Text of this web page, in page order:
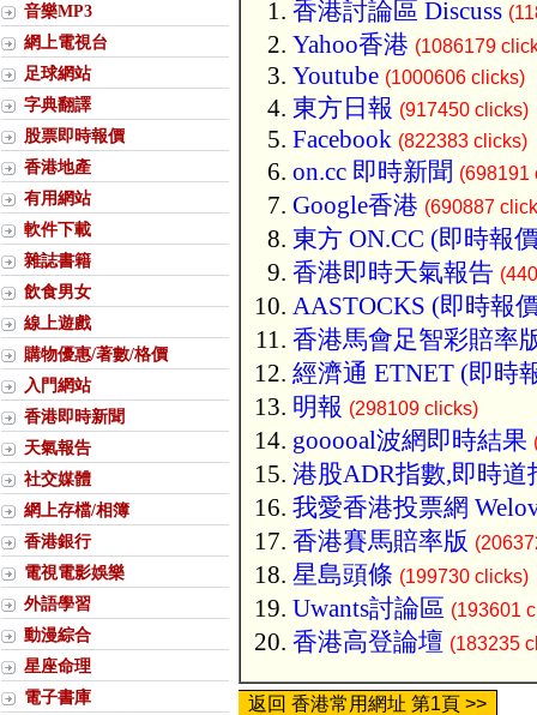
音樂MP3
網上電視台
足球網站
字典翻譯
股票即時報價
香港地產
有用網站
軟件下載
雜誌書籍
飲食男女
線上遊戲
購物優惠/著數/格價
入門網站
香港即時新聞
天氣報告
社交媒體
網上存檔/相簿
香港銀行
電視電影娛樂
外語學習
動漫綜合
星座命理
電子書庫
香港討論區 Discuss
Yahoo香港 (1086179
Youtube (1000606 clicks)
東方日報 (917450 clicks)
Facebook (822383 clicks)
on.cc 即時新聞 (698191
Google香港 (690887
東方 ON.CC (即時報
香港即時天氣報告
AASTOCKS (即時報
香港馬會足智彩賠率
經濟通 ETNET (即時
明報 (298109 clicks)
gooooal波網即時結果
港股ADR指數,即時道
我愛香港投票網
香港賽馬賠率版
星島頭條 (199730 clicks)
Uwants討論區 (193601
香港高登論壇 (183235
返回 香港常用網址 第1頁 >>